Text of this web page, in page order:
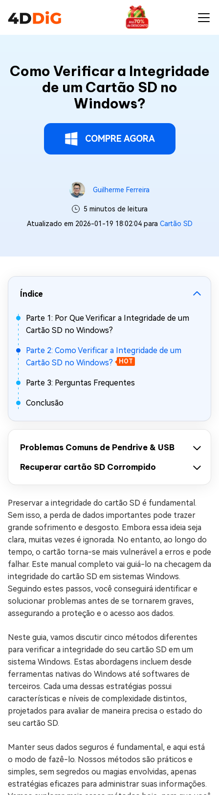
Como Verificar a Integridade
de um Cartão SD no
Windows?
COMPRE AGORA
Guilherme Ferreira
5 minutos de leitura
Atualizado em 2026-01-19 18:02:04 para Cartão SD
Índice
Parte 1: Por Que Verificar a Integridade de um
Cartão SD no Windows?
Parte 2: Como Verificar a Integridade de um
Cartão SD no Windows?
HOT
Parte 3: Perguntas Frequentes
Conclusão
Problemas Comuns de Pendrive & USB
Recuperar cartão SD Corrompido
Preservar a integridade do cartão SD é fundamental.
Sem isso, a perda de dados importantes pode trazer
grande sofrimento e desgosto. Embora essa ideia seja
clara, muitas vezes é ignorada. No entanto, ao longo do
tempo, o cartão torna-se mais vulnerável a erros e pode
falhar. Este manual completo vai guiá-lo na checagem da
integridade do cartão SD em sistemas Windows.
Seguindo estes passos, você conseguirá identificar e
solucionar problemas antes de se tornarem graves,
assegurando a proteção e o acesso aos dados.
Neste guia, vamos discutir cinco métodos diferentes
para verificar a integridade do seu cartão SD em um
sistema Windows. Estas abordagens incluem desde
ferramentas nativas do Windows até softwares de
terceiros. Cada uma dessas estratégias possui
características e níveis de complexidade distintos,
projetados para avaliar de maneira precisa o estado do
seu cartão SD.
Manter seus dados seguros é fundamental, e aqui está
o modo de fazê-lo. Nossos métodos são práticos e
simples, sem segredos ou magias envolvidas, apenas
estratégias eficazes para administrar suas informações.